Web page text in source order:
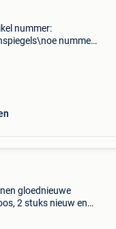
nummer:
nummer:
gloednieuwe
2 stuks nieuw en